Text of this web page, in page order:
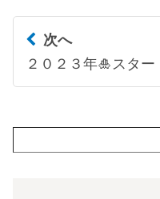
次へ
２０２３年🎍スター